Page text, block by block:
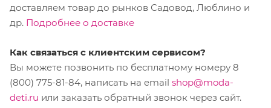
доставляем товар до рынков Садовод, Люблино и
др. Подробнее о доставке
Как связаться с клиентским сервисом?
Вы можете позвонить по бесплатному номеру 8
(800) 775-81-84, написать на email shop@moda-
deti.ru или заказать обратный звонок через сайт.